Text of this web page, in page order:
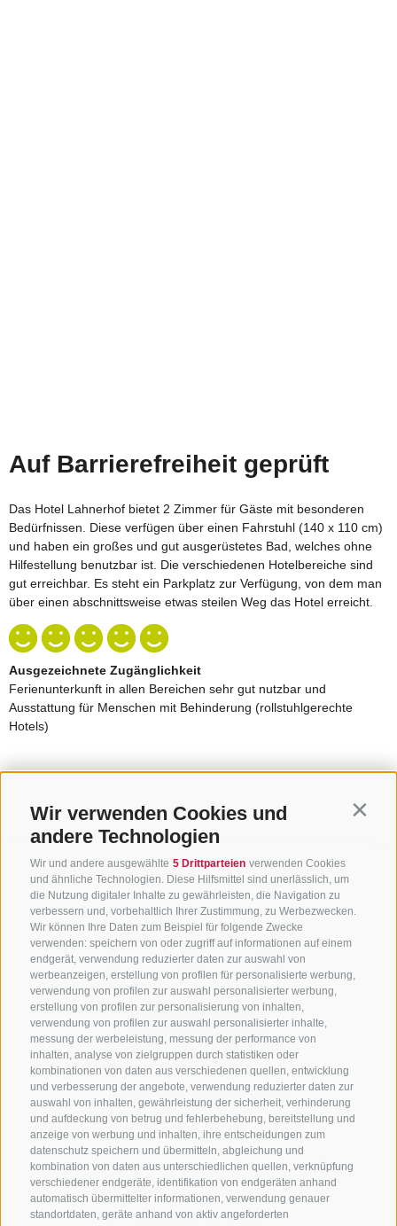
Wir verwenden Cookies und
andere Technologien
Wir und andere ausgewählte 5 Drittparteien verwenden Cookies
und ähnliche Technologien. Diese Hilfsmittel sind unerlässlich, um
die Nutzung digitaler Inhalte zu gewährleisten, die Navigation zu
verbessern und, vorbehaltlich Ihrer Zustimmung, zu Werbezwecken.
Wir können Ihre Daten zum Beispiel für folgende Zwecke
verwenden: speichern von oder zugriff auf informationen auf einem
endgerät, verwendung reduzierter daten zur auswahl von
werbeanzeigen, erstellung von profilen für personalisierte werbung,
verwendung von profilen zur auswahl personalisierter werbung,
erstellung von profilen zur personalisierung von inhalten,
verwendung von profilen zur auswahl personalisierter inhalte,
messung der werbeleistung, messung der performance von
inhalten, analyse von zielgruppen durch statistiken oder
kombinationen von daten aus verschiedenen quellen, entwicklung
und verbesserung der angebote, verwendung reduzierter daten zur
auswahl von inhalten, gewährleistung der sicherheit, verhinderung
und aufdeckung von betrug und fehlerbehebung, bereitstellung und
anzeige von werbung und inhalten, ihre entscheidungen zum
datenschutz speichern und übermitteln, abgleichung und
kombination von daten aus unterschiedlichen quellen, verknüpfung
verschiedener endgeräte, identifikation von endgeräten anhand
automatisch übermittelter informationen, verwendung genauer
standortdaten, geräte anhand von aktiv angeforderten
KONTAKTIERE UNS
+39 0472 765 325
info@sterzing.com